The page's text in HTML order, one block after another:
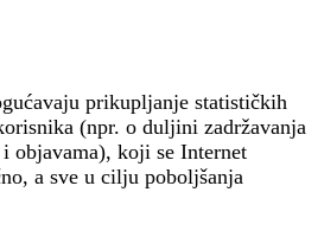
prikupljanje statističkih
(npr. o duljini zadržavanja
objavama), koji se Internet
a sve u cilju poboljšanja